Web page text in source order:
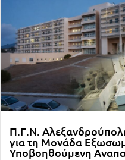
Π.Γ.Ν.
για τη Μονάδα
Υποβοηθούμενη